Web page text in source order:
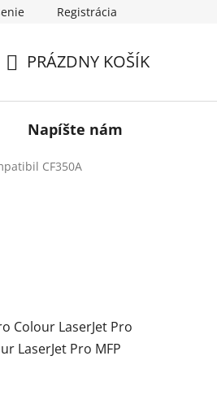
Registrácia
KOŠÍK
PRÁZDNY KOŠÍK
Napíšte nám
CF350A
Colour LaserJet Pro
LaserJet Pro MFP